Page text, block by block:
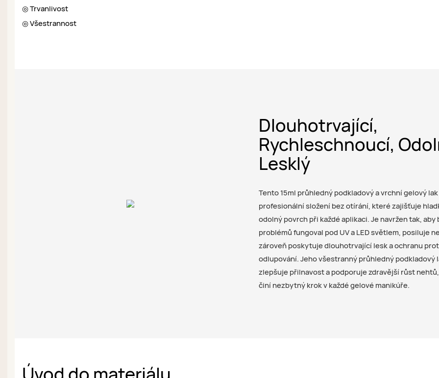
◎ Trvanlivost
◎ Všestrannost
Dlouhotrvající,
Rychleschnoucí,
Lesklý
Tento 15ml průhledný podkladový a vrchní gelový
profesionální složení bez otírání, které zajišťuje
odolný povrch při každé aplikaci. Je navržen tak, aby
problémů fungoval pod UV a LED světlem, posiluje
zároveň poskytuje dlouhotrvající lesk a ochranu
odlupování. Jeho všestranný průhledný podkladový
zlepšuje přilnavost a podporuje zdravější růst
činí nezbytný krok v každé gelové manikúře.